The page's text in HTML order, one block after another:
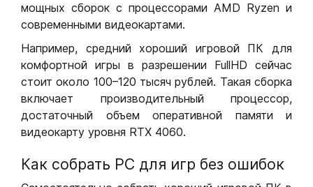
мощных сборок с процессорами AMD Ryzen и
современными видеокартами.
Например, средний хороший игровой ПК для
комфортной игры в разрешении FullHD сейчас
стоит около 100–120 тысяч рублей. Такая сборка
включает производительный процессор,
достаточный объем оперативной памяти и
видеокарту уровня RTX 4060.
Как собрать РС для игр без ошибок